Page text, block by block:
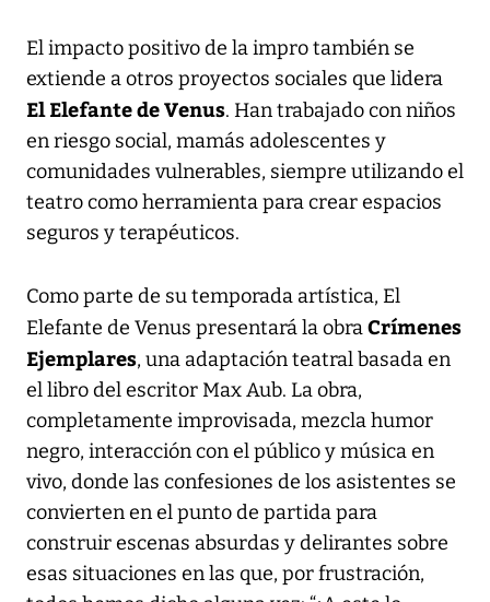
El impacto positivo de la impro también se
extiende a otros proyectos sociales que lidera
El Elefante de Venus. Han trabajado con niños
en riesgo social, mamás adolescentes y
comunidades vulnerables, siempre utilizando el
teatro como herramienta para crear espacios
seguros y terapéuticos.
Como parte de su temporada artística, El
Elefante de Venus presentará la obraCrímenes
Ejemplares, una adaptación teatral basada en
el libro del escritor Max Aub. La obra,
completamente improvisada, mezcla humor
negro, interacción con el público y música en
vivo, donde las confesiones de los asistentes se
convierten en el punto de partida para
construir escenas absurdas y delirantes sobre
esas situaciones en las que, por frustración,